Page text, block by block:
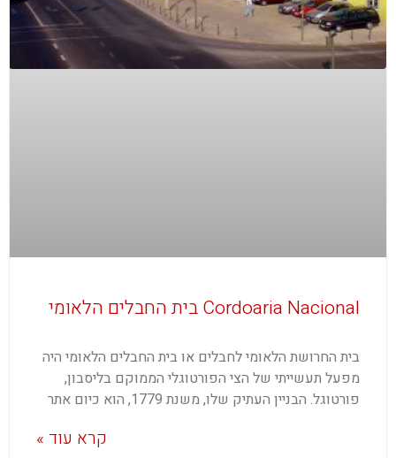
Cordoaria Nacional בית החבלים הלאומי
בית החרושת הלאומי לחבלים או בית החבלים הלאומי היה
מפעל תעשייתי של הצי הפורטוגלי הממוקם בליסבון,
פורטוגל. הבניין העתיק שלו, משנת 1779, הוא כיום אתר
קרא עוד »